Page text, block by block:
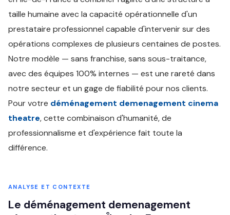
taille humaine avec la capacité opérationnelle d'un
prestataire professionnel capable d'intervenir sur des
opérations complexes de plusieurs centaines de postes.
Notre modèle — sans franchise, sans sous-traitance,
avec des équipes 100% internes — est une rareté dans
notre secteur et un gage de fiabilité pour nos clients.
Pour votre déménagement demenagement cinema
theatre, cette combinaison d'humanité, de
professionnalisme et d'expérience fait toute la
différence.
ANALYSE ET CONTEXTE
Le déménagement demenagement